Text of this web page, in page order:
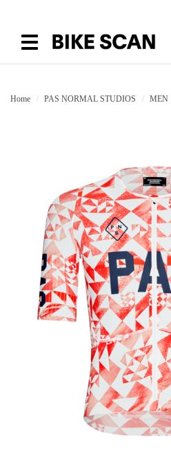
Toggle
Home PAS NORMAL STUDIOS MEN